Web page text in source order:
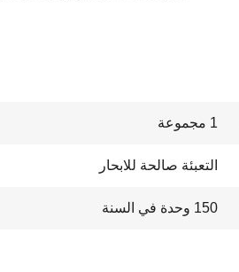
1 مجموعة
التعبئة صالحة للابحار
150 وحدة في السنة